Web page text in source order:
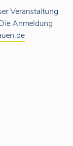
Veranstaltung
Anmeldung